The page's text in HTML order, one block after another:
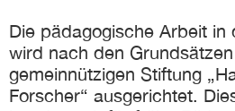
Die pädagogische Arbeit in
wird nach den
gemeinnützigen Stiftung
Forscher“ ausgerichtet.